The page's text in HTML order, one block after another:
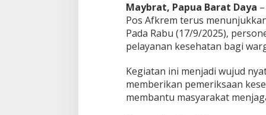
a
A
f
k
r
m
Maybrat, Papua Barat Daya
Pos Afkrem terus
Pada Rabu (17/9/2025),
pelayanan kesehatan bagi
Kegiatan ini menjadi wujud
memberikan pemeriksaan
membantu masyarakat